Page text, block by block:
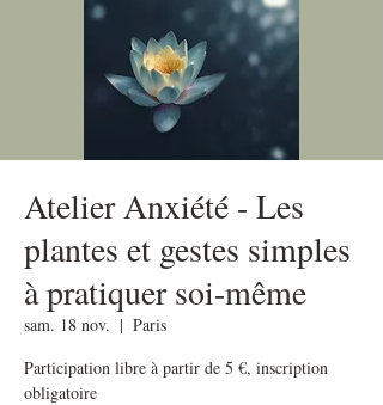
Atelier Anxiété - Les
plantes et gestes simples
à pratiquer soi-même
sam. 18 nov.
  |
Paris
Participation libre à partir de 5 €, inscription
obligatoire